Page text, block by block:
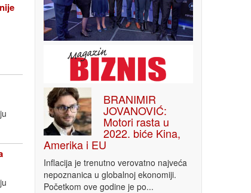
BRANIMIR
JOVANOVIĆ:
Motori rasta u
2022. biće Kina,
Amerika i EU
Inflacija je trenutno verovatno najveća
nepoznanica u globalnoj ekonomiji.
Početkom ove godine je po...